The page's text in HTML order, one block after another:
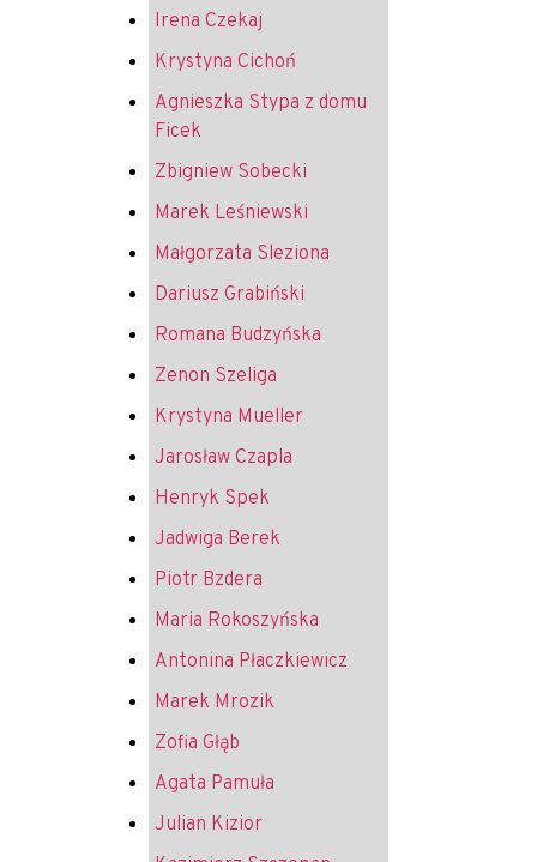
Irena Czekaj
Krystyna Cichoń
Agnieszka Stypa z domu
Ficek
Zbigniew Sobecki
Marek Leśniewski
Małgorzata Sleziona
Dariusz Grabiński
Romana Budzyńska
Zenon Szeliga
Krystyna Mueller
Jarosław Czapla
Henryk Spek
Jadwiga Berek
Piotr Bzdera
Maria Rokoszyńska
Antonina Płaczkiewicz
Marek Mrozik
Zofia Głąb
Agata Pamuła
Julian Kizior